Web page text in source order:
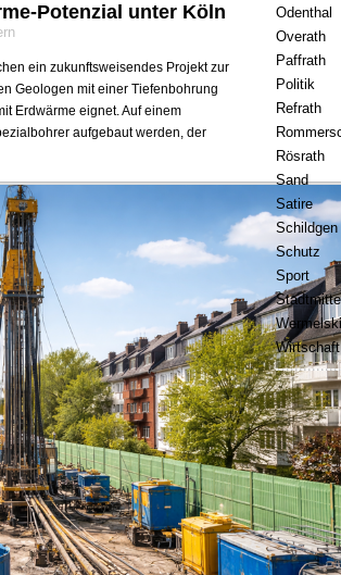
Potenzial unter Köln
ein zukunftsweisendes Projekt zur
Geologen mit einer Tiefenbohrung
Erdwärme eignet. Auf einem
aufgebaut werden, der
Odenthal
Overath
Paffrath
Politik
Refrath
Rösrath
Sand
Satire
Schildgen
Schutz
Sport
Stadtmitte
Wirtschaft